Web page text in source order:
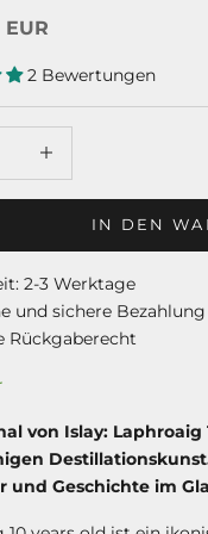
2 Bewertungen
IN DEN
2-3 Werktage
und sichere Bezahlung
Rückgaberecht
von Islay:
und Geschichte im